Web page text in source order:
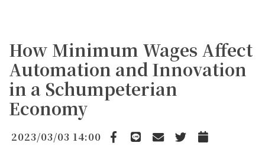
How Minimum Wages Affect
Automation and Innovation
in a Schumpeterian
Economy
2023/03/03 14:00
Facebook
line emailTwitterAdd to Calendar